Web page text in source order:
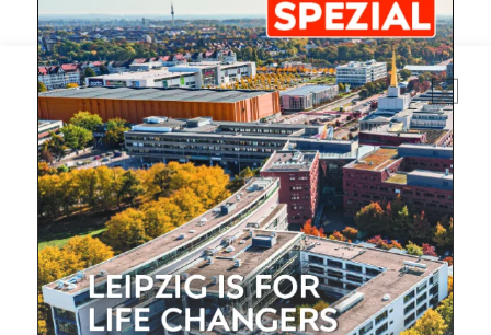
Mit dem |transkript-Newsletter
jede Woche aktuell informiert.
E-
Mail
(erforderlich)